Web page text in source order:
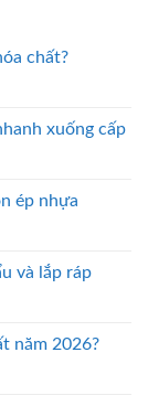
chất?
xuống cấp
ép nhựa
và lắp ráp
năm 2026?